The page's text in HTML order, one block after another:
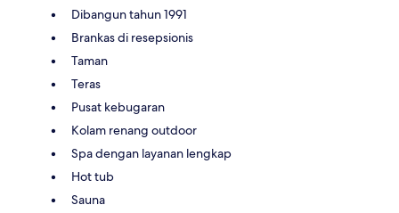
Dibangun tahun 1991
Brankas di resepsionis
Taman
Teras
Pusat kebugaran
Kolam renang outdoor
Spa dengan layanan lengkap
Hot tub
Sauna